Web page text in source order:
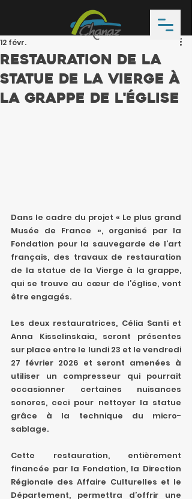
Restauration de la
statue de la Vierge à
la grappe de l'église
12 févr.
Dans le cadre du projet « Le plus grand
Musée de France », organisé par la
Fondation pour la sauvegarde de l’art
français, des travaux de restauration
de la statue de la Vierge à la grappe,
qui se trouve au cœur de l’église, vont
être engagés.
Les deux restauratrices, Célia Santi et
Anna Kisselinskaia, seront présentes
sur place entre le lundi 23 et le vendredi
27 février 2026 et seront amenées à
utiliser un compresseur qui pourrait
occasionner certaines nuisances
sonores, ceci pour nettoyer la statue
grâce à la technique du micro-
sablage.
Cette restauration, entièrement
financée par la Fondation, la Direction
Régionale des Affaire Culturelles et le
Département, permettra d’offrir une